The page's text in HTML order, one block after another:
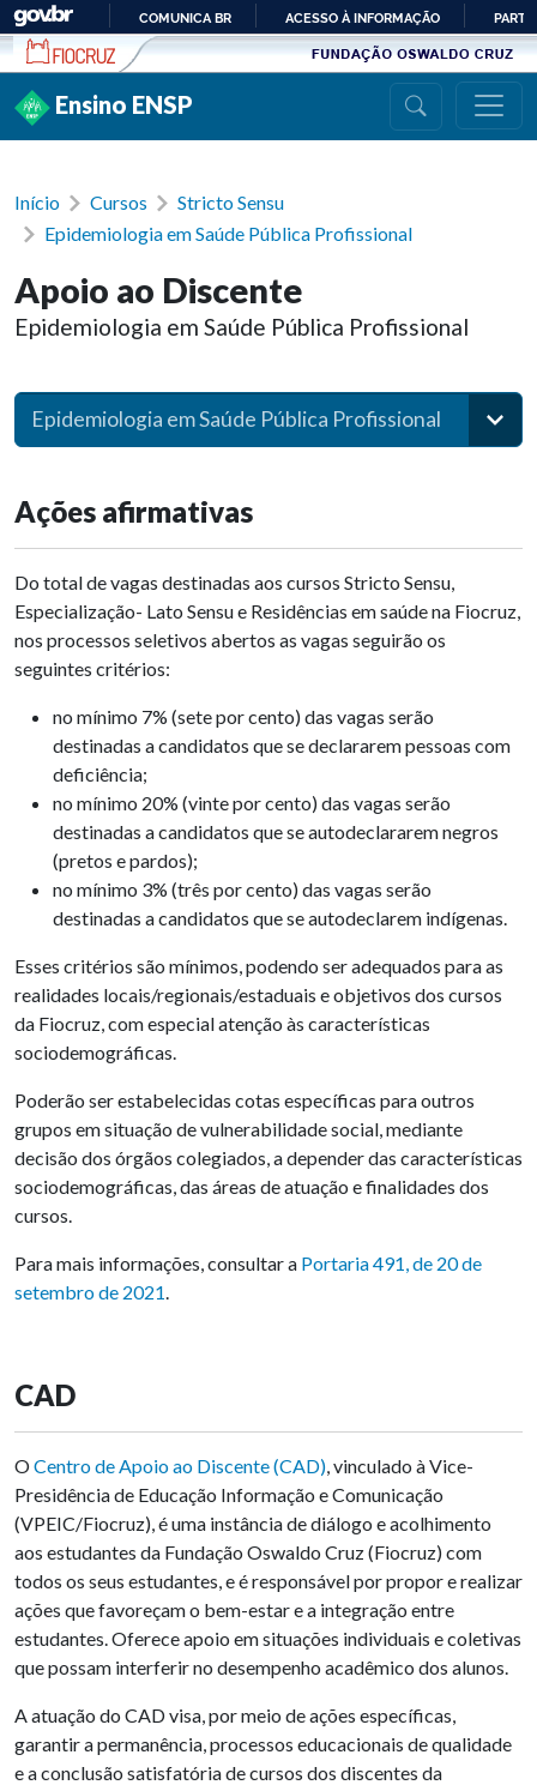
Ir para conteúdo
PARA
COMUNICA BR ACESSO À INFORMAÇÃO
Ensino ENSP
Início Cursos
Stricto Sensu
Epidemiologia em Saúde Pública Profissional
Apoio ao Discente
Epidemiologia em Saúde Pública Profissional
Epidemiologia em Saúde Pública Profissional
Ações afirmativas
Do total de vagas destinadas aos cursos Stricto Sensu,
Especialização- Lato Sensu e Residências em saúde na Fiocruz,
nos processos seletivos abertos as vagas seguirão os
seguintes critérios:
no mínimo 7% (sete por cento) das vagas serão
destinadas a candidatos que se declararem pessoas com
deficiência;
no mínimo 20% (vinte por cento) das vagas serão
destinadas a candidatos que se autodeclararem negros
(pretos e pardos);
no mínimo 3% (três por cento) das vagas serão
destinadas a candidatos que se autodeclarem indígenas.
Esses critérios são mínimos, podendo ser adequados para as
realidades locais/regionais/estaduais e objetivos dos cursos
da Fiocruz, com especial atenção às características
sociodemográficas.
Poderão ser estabelecidas cotas específicas para outros
grupos em situação de vulnerabilidade social, mediante
decisão dos órgãos colegiados, a depender das características
sociodemográficas, das áreas de atuação e finalidades dos
cursos.
Para mais informações, consultar a Portaria 491, de 20 de
setembro de 2021
CAD
OCentro de Apoio ao Discente (CAD) , vinculado à Vice-
Presidência de Educação Informação e Comunicação
(VPEIC/Fiocruz), é uma instância de diálogo e acolhimento
aos estudantes da Fundação Oswaldo Cruz (Fiocruz) com
todos os seus estudantes, e é responsável por propor e realizar
ações que favoreçam o bem-estar e a integração entre
estudantes. Oferece apoio em situações individuais e coletivas
que possam interferir no desempenho acadêmico dos alunos.
A atuação do CAD visa, por meio de ações específicas,
garantir a permanência, processos educacionais de qualidade
e a conclusão satisfatória de cursos dos discentes da